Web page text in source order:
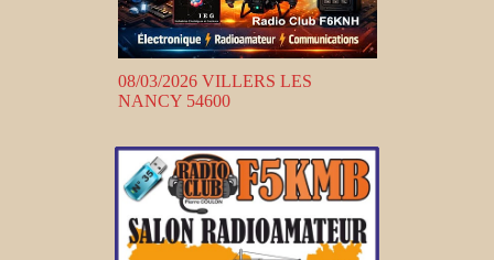
08/03/2026 VILLERS LES
NANCY 54600